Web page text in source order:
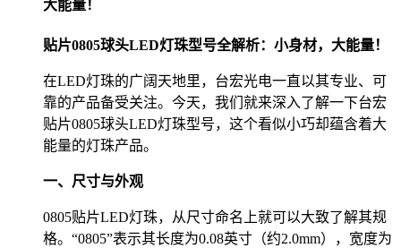
大能量！
贴片0805球头LED灯珠型号全解析：小身材，大能量！
在LED灯珠的广阔天地里，台宏光电一直以其专业、可
靠的产品备受关注。今天，我们就来深入了解一下台宏
贴片0805球头LED灯珠型号，这个看似小巧却蕴含着大
能量的灯珠产品。
一、尺寸与外观
0805贴片LED灯珠，从尺寸命名上就可以大致了解其规
格。“0805”表示其长度为0.08英寸（约2.0mm），宽度为